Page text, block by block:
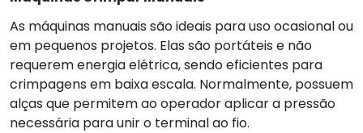
As máquinas manuais são ideais para uso ocasional ou
em pequenos projetos. Elas são portáteis e não
requerem energia elétrica, sendo eficientes para
crimpagens em baixa escala. Normalmente, possuem
alças que permitem ao operador aplicar a pressão
necessária para unir o terminal ao fio.